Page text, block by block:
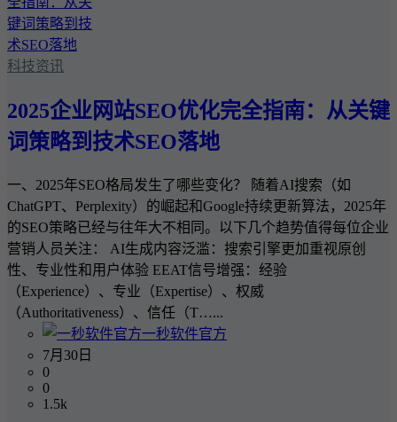
科技资讯
2025企业网站SEO优化完全指南：从关键
词策略到技术SEO落地
一、2025年SEO格局发生了哪些变化？ 随着AI搜索（如
ChatGPT、Perplexity）的崛起和Google持续更新算法，2025年
的SEO策略已经与往年大不相同。以下几个趋势值得每位企业
营销人员关注： AI生成内容泛滥：搜索引擎更加重视原创
性、专业性和用户体验 EEAT信号增强：经验
（Experience）、专业（Expertise）、权威
（Authoritativeness）、信任（T…...
一秒软件官方
7月30日
0
0
1.5k